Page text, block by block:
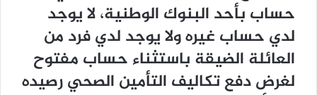
ﺣﺴﺎﺏ ﺑﺄﺣﺪ ﺍﻟﺒﻨﻮﻙ ﺍﻟﻮﻃﻨﻴﺔ، ﻻ ﻳﻮﺟﺪ
ﻟﺪﻱ ﺣﺴﺎﺏ ﻏﻴﺮﻩ ﻭﻻ ﻳﻮﺟﺪ ﻟﺪﻱ ﻓﺮﺩ ﻣﻦ
ﺍﻟﻌﺎﺋﻠﺔ ﺍﻟﻀﻴﻘﺔ ﺑﺎﺳﺘﺜﻨﺎﺀ ﺣﺴﺎﺏ ﻣﻔﺘﻮﺡ
ﻟﻐﺮﺽ ﺩﻓﻊ ﺗﻜﺎﻟﻴﻒ ﺍﻟﺘﺄﻣﻴﻦ ﺍﻟﺼﺤﻲ ﺭﺻﻴﺪﻩ